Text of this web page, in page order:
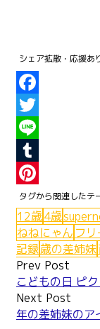
Facebook
Twitter
Line
Tumblr
Pinterest
12歳4歳
ねねにゃん フ
記録歳の差姉妹
Post
Prev Post
こどもの日 ピ
Next Post
年の差姉妹のア